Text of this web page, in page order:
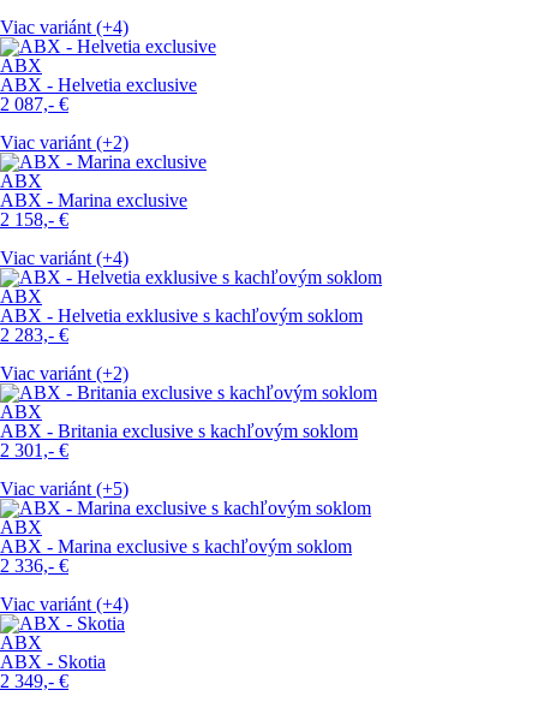
Viac variánt (+4)
ABX
ABX - Helvetia exclusive
2 087,- €
Viac variánt (+2)
ABX
ABX - Marina exclusive
2 158,- €
Viac variánt (+4)
ABX
ABX - Helvetia exklusive s kachľovým soklom
2 283,- €
Viac variánt (+2)
ABX
ABX - Britania exclusive s kachľovým soklom
2 301,- €
Viac variánt (+5)
ABX
ABX - Marina exclusive s kachľovým soklom
2 336,- €
Viac variánt (+4)
ABX
ABX - Skotia
2 349,- €